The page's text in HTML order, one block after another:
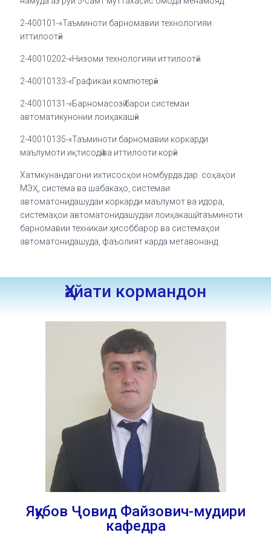
2-400101-«Таъминоти барномавии технологияи
иттилоотӣ»
2-40010202-«Низоми технологияи иттилоотӣ»
2-40010133-«Графикаи компютерӣ»
2-40010131-«Барномасозӣ барои системаи
автоматикунонии лоиҳакашӣ»
2-40010135-«Таъминоти барномавии коркарди
маълумоти иқтисодӣ ва иттилооти корӣ»
Хатмкунандагони ихтисосҳои номбурда дар соҳаҳои
МЭҲ, система ва шабакаҳо, системаи
автоматонидашудаи коркарди маълумот ва идора,
системаҳои автоматонидашудаи лоиҳакашӣ, таъминоти
барномавии техникаи ҳисоббарор ва системаҳои
автоматонидашуда, фаъолият карда метавонанд.
Ҳайати кормандон
Яқубов Ҷовид Файзович-мудири
кафедра